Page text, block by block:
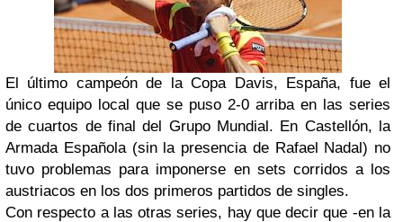
El último campeón de la Copa Davis, España, fue el
único equipo local que se puso 2-0 arriba en las series
de cuartos de final del Grupo Mundial. En Castellón, la
Armada Española (sin la presencia de Rafael Nadal) no
tuvo problemas para imponerse en sets corridos a los
austriacos en los dos primeros partidos de singles.
Con respecto a las otras series, hay que decir que -en la